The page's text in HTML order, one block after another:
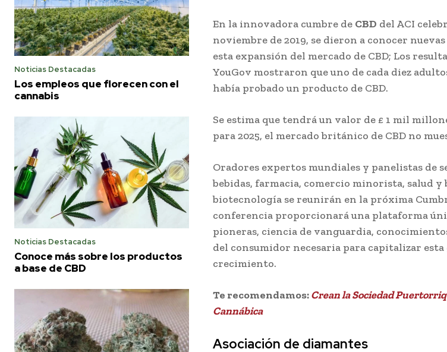
Noticias Destacadas
Los empleos que florecen con el
cannabis
Noticias Destacadas
Conoce más sobre los productos
a base de CBD
En la innovadora cumbre de CBD del ACI
noviembre de 2019, se dieron a conocer
esta expansión del mercado de CBD; Los
YouGov mostraron que uno de cada diez
había probado un producto de CBD.
Se estima que tendrá un valor de £ 1 mil
para 2025, el mercado británico de CBD no
Oradores expertos mundiales y panelistas de
bebidas, farmacia, comercio minorista, salud y
biotecnología se reunirán en la próxima
conferencia proporcionará una plataforma
pioneras, ciencia de vanguardia,
del consumidor necesaria para capitalizar
crecimiento.
Te recomendamos:Crean la Sociedad
Cannábica
Asociación de diamantes